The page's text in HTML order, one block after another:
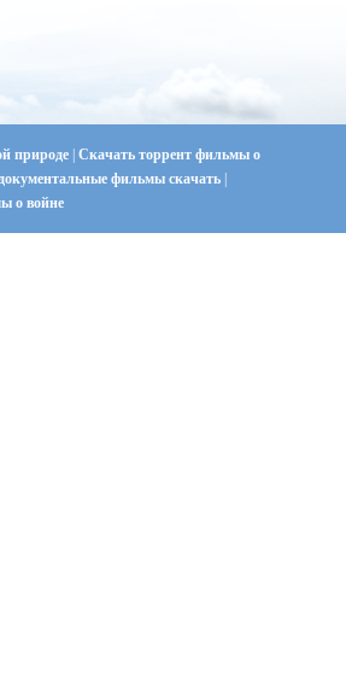
природе Скачать торрент фильмы о
фильмы скачать
о войне